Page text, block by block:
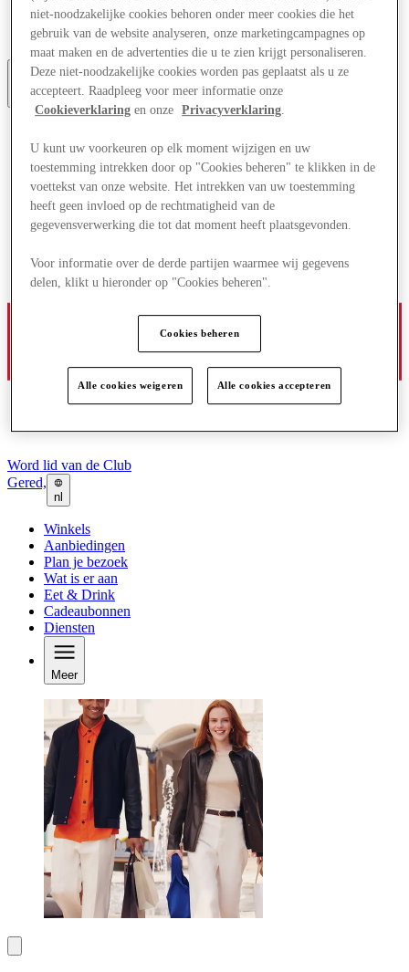
Cadeaubonnen
Diensten
Meer
Word lid van de Club
Gered,
nl
Winkels
Aanbiedingen
Plan je bezoek
Wat is er aan
Eet & Drink
Cadeaubonnen
Diensten
Meer
niet-noodzakelijke cookies behoren onder meer cookies die het
gebruik van de website analyseren, onze marketingcampagnes op
maat maken en de advertenties die u te zien krijgt personaliseren.
Deze niet-noodzakelijke cookies worden pas geplaatst als u ze
accepteert. Raadpleeg voor meer informatie onze
Cookieverklaring en onze Privacyverklaring
U kunt uw voorkeuren op elk moment wijzigen en uw
toestemming intrekken door op "Cookies beheren" te klikken in de
voettekst van onze website. Het intrekken van uw toestemming
heeft geen invloed op de rechtmatigheid van de
gegevensverwerking die tot dat moment heeft plaatsgevonden.
Voor informatie over de derde partijen waarmee wij gegevens
delen, klikt u hieronder op "Cookies beheren".
Cookies beheren
Alle cookies weigeren Alle cookies accepteren